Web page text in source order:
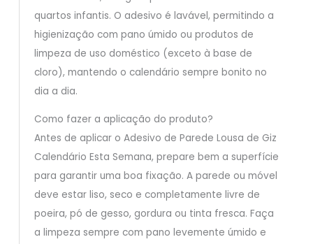
quartos infantis. O adesivo é lavável, permitindo a
higienização com pano úmido ou produtos de
limpeza de uso doméstico (exceto à base de
cloro), mantendo o calendário sempre bonito no
dia a dia.
Como fazer a aplicação do produto?
Antes de aplicar o Adesivo de Parede Lousa de Giz
Calendário Esta Semana, prepare bem a superfície
para garantir uma boa fixação. A parede ou móvel
deve estar liso, seco e completamente livre de
poeira, pó de gesso, gordura ou tinta fresca. Faça
a limpeza sempre com pano levemente úmido e